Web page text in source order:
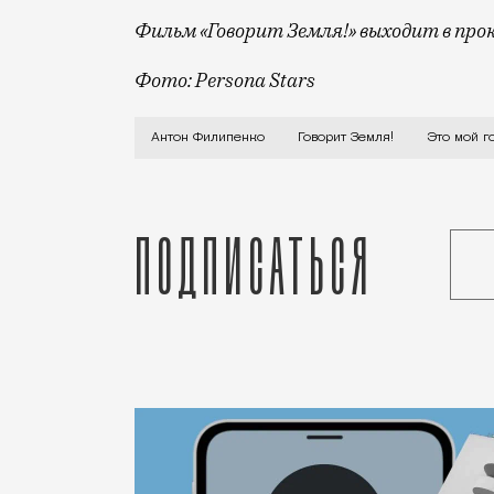
Фильм «Говорит Земля!» выходит в
Фото: Persona Stars
О невозможности жить в Петербурге
Антон Филипенко Говорит Земля! Это мой
Подписаться